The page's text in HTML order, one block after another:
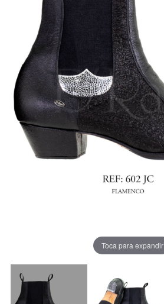
Toca para expandir